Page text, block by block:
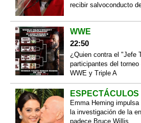
recibir salvoconducto
WWE
22:50
¿Quien contra el "Jefe
participantes del
WWE y Triple A
ESPECTÁCULOS
Emma Heming
la investigación de la
padece Bruce Willis